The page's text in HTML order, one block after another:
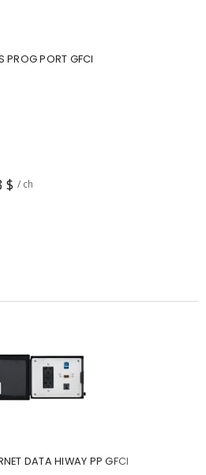
PROG PORT GFCI
$ / ch
DATA HIWAY PP GFCI